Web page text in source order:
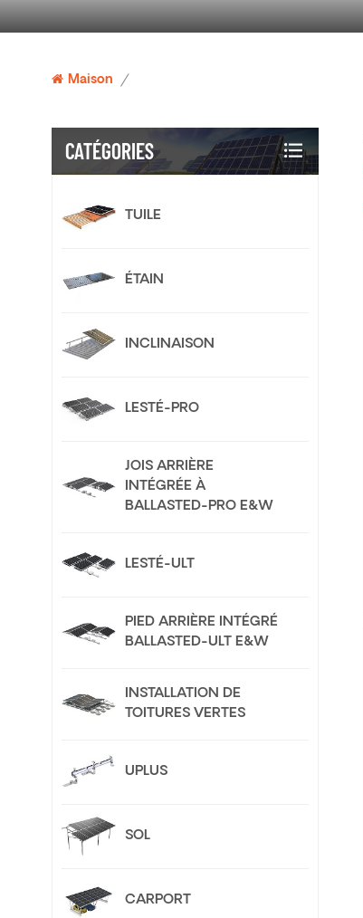
Maison /
CATÉGORIES
TUILE
ÉTAIN
INCLINAISON
LESTÉ-PRO
JOIS ARRIÈRE
INTÉGRÉE À
BALLASTED-PRO E&W
LESTÉ-ULT
PIED ARRIÈRE INTÉGRÉ
BALLASTED-ULT E&W
INSTALLATION DE
TOITURES VERTES
UPLUS
SOL
CARPORT